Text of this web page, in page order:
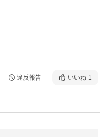
違反報告 いいね 1